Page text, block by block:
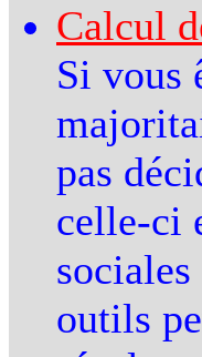
Calcul
Si vous
pas
celle-ci
outils